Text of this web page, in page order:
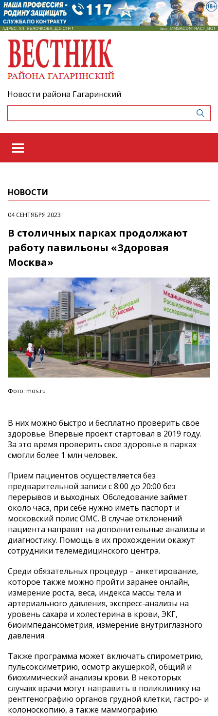
Новости района Гагаринский
НОВОСТИ
04 СЕНТЯБРЯ 2023
В столичных парках продолжают
работу павильоны «Здоровая
Москва»
Фото: mos.ru
В них можно быстро и бесплатно проверить свое
здоровье. Впервые проект стартовал в 2019 году.
За это время проверить свое здоровье в парках
смогли более 1 млн человек.
Прием пациентов осуществляется без
предварительной записи с 8:00 до 20:00 без
перерывов и выходных. Обследование займет
около часа, при себе нужно иметь паспорт и
московский полис ОМС. В случае отклонений
пациента направят на дополнительные анализы и
диагностику. Помощь в их прохождении окажут
сотрудники телемедицинского центра.
Среди обязательных процедур – анкетирование,
которое также можно пройти заранее онлайн,
измерение роста, веса, индекса массы тела и
артериального давления, экспресс-анализы на
уровень сахара и холестерина в крови, ЭКГ,
биоимпедансометрия, измерение внутриглазного
давления.
Также программа может включать спирометрию,
пульсоксиметрию, осмотр акушеркой, общий и
биохимический анализы крови. В некоторых
случаях врачи могут направить в поликлинику на
рентгенографию органов грудной клетки, гастро- и
колоноскопию, а также маммографию.